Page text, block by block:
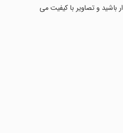
باشید و تصاویر با کیفیت می